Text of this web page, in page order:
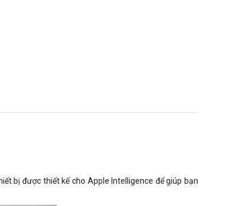
bị được thiết kế cho Apple Intelligence để giúp bạn